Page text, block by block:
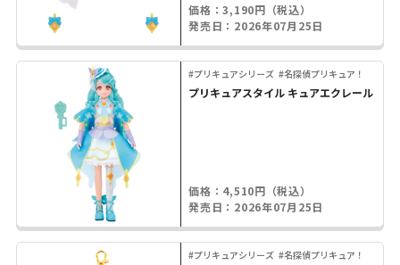
価格：3,190円（税込）
発売日：2026年07月25日
#プリキュアシリーズ #名探偵プリキュア！
プリキュアスタイル キュアエクレール
価格：4,510円（税込）
発売日：2026年07月25日
#プリキュアシリーズ #名探偵プリキュア！